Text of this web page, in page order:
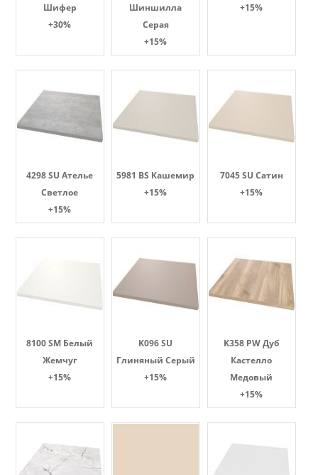
Шифер
+30%
Шиншилла
Серая
+15%
+15%
4298 SU Ателье
Светлое
+15%
5981 BS Кашемир
+15%
7045 SU Сатин
+15%
8100 SM Белый
Жемчуг
+15%
K096 SU
Глиняный Серый
+15%
K358 PW Дуб
Кастелло
Медовый
+15%